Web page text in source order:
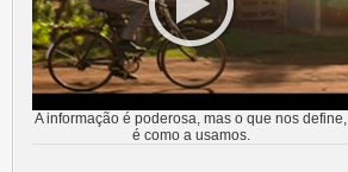
A informação é poderosa, mas o que nos define,
é como a usamos.